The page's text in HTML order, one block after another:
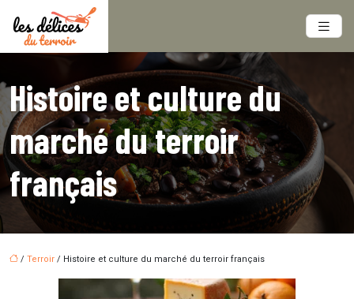
Histoire et culture du
marché du terroir
français
/ Terroir / Histoire et culture du marché du terroir français